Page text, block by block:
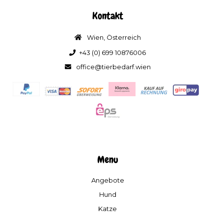
Kontakt
Wien, Österreich
+43 (0) 699 10876006
office@tierbedarf.wien
Menu
Angebote
Hund
Katze